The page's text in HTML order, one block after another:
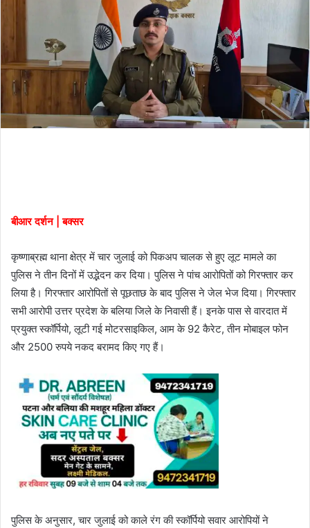
l
बीआर दर्शन | बक्सर
कृष्णाब्रह्म थाना क्षेत्र में चार जुलाई को पिकअप चालक से हुए लूट मामले का
पुलिस ने तीन दिनों में उद्भेदन कर दिया। पुलिस ने पांच आरोपितों को गिरफ्तार कर
लिया है। गिरफ्तार आरोपितों से पूछताछ के बाद पुलिस ने जेल भेज दिया। गिरफ्तार
सभी आरोपी उत्तर प्रदेश के बलिया जिले के निवासी हैं। इनके पास से वारदात में
प्रयुक्त स्कॉर्पियो, लूटी गई मोटरसाइकिल, आम के 92 कैरेट, तीन मोबाइल फोन
और 2500 रुपये नकद बरामद किए गए हैं।
पुलिस के अनुसार, चार जुलाई को काले रंग की स्कॉर्पियो सवार आरोपियों ने